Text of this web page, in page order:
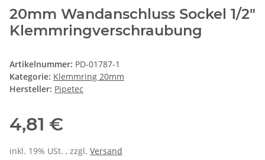
20mm Wandanschluss Sockel 1/2"
Klemmringverschraubung
Artikelnummer: PD-01787-1
Kategorie: Klemmring 20mm
Hersteller: Pipetec
4,81 €
inkl. 19% USt. , zzgl. Versand